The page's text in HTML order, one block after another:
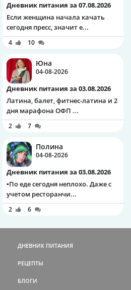
Дневник питания за 07.08.2026
Если женщина начала качать
сегодня пресс, значит е...
4 10
Юна
04-08-2026
Дневник питания за 03.08.2026
Латина, балет, фитнес-латина и 2
дня марафона ОФП ...
2 7
Полина
04-08-2026
Дневник питания за 03.08.2026
▪️По еде сегодня неплохо. Даже с
учетом ресторанчи...
2 6
ДНЕВНИК ПИТАНИЯ
РЕЦЕПТЫ
БЛОГИ